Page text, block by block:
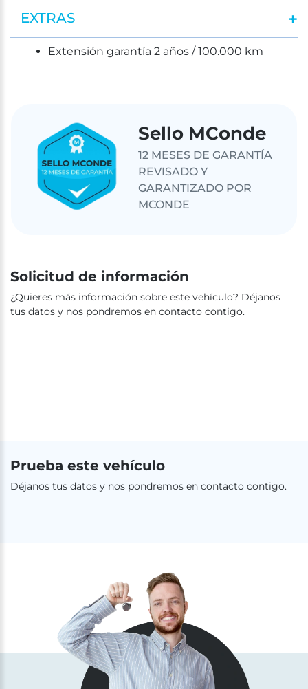
EXTRAS
Extensión garantía 2 años / 100.000 km
Sello MConde
12 MESES DE GARANTÍA
REVISADO Y
GARANTIZADO POR
MCONDE
Solicitud de información
¿Quieres más información sobre este vehículo? Déjanos
tus datos y nos pondremos en contacto contigo.
Prueba este vehículo
Déjanos tus datos y nos pondremos en contacto contigo.